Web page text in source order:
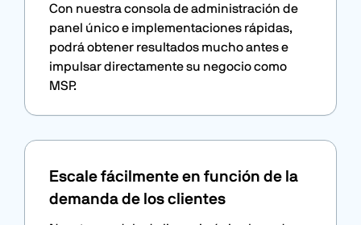
Con nuestra consola de administración de
panel único e implementaciones rápidas,
podrá obtener resultados mucho antes e
impulsar directamente su negocio como
MSP.
Escale fácilmente en función de la
demanda de los clientes